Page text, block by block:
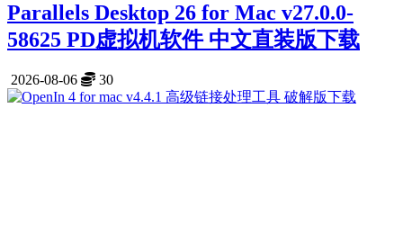
Parallels Desktop 26 for Mac v27.0.0-
58625 PD虚拟机软件 中文直装版下载
2026-08-06 30